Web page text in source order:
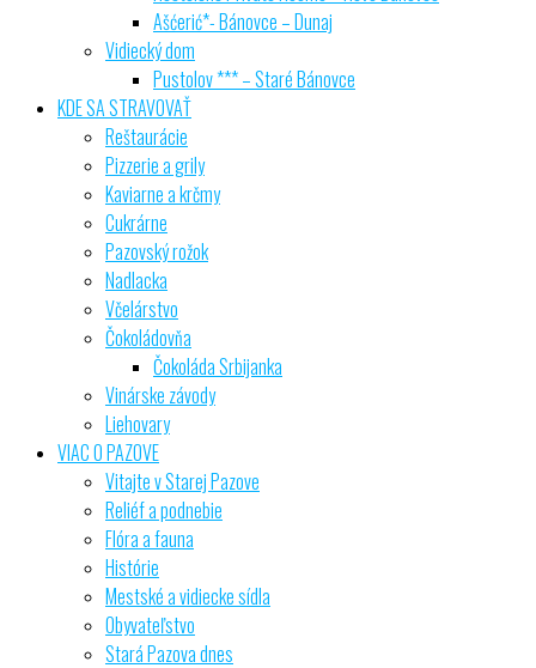
Ašćerić*- Bánovce – Dunaj
Vidiecký dom
Pustolov *** – Staré Bánovce
KDE SA STRAVOVAŤ
Reštaurácie
Pizzerie a grily
Kaviarne a krčmy
Cukrárne
Pazovský rožok
Nadlacka
Včelárstvo
Čokoládovňa
Čokoláda Srbijanka
Vinárske závody
Liehovary
VIAC O PAZOVE
Vitajte v Starej Pazove
Reliéf a podnebie
Flóra a fauna
Histórie
Mestské a vidiecke sídla
Obyvateľstvo
Stará Pazova dnes